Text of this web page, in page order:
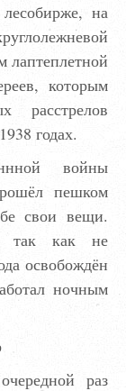
на
лаптеплетной
которым
расстрелов
годах.
войны
пешком
свои вещи.
так как не
освобождён
ночным
раз